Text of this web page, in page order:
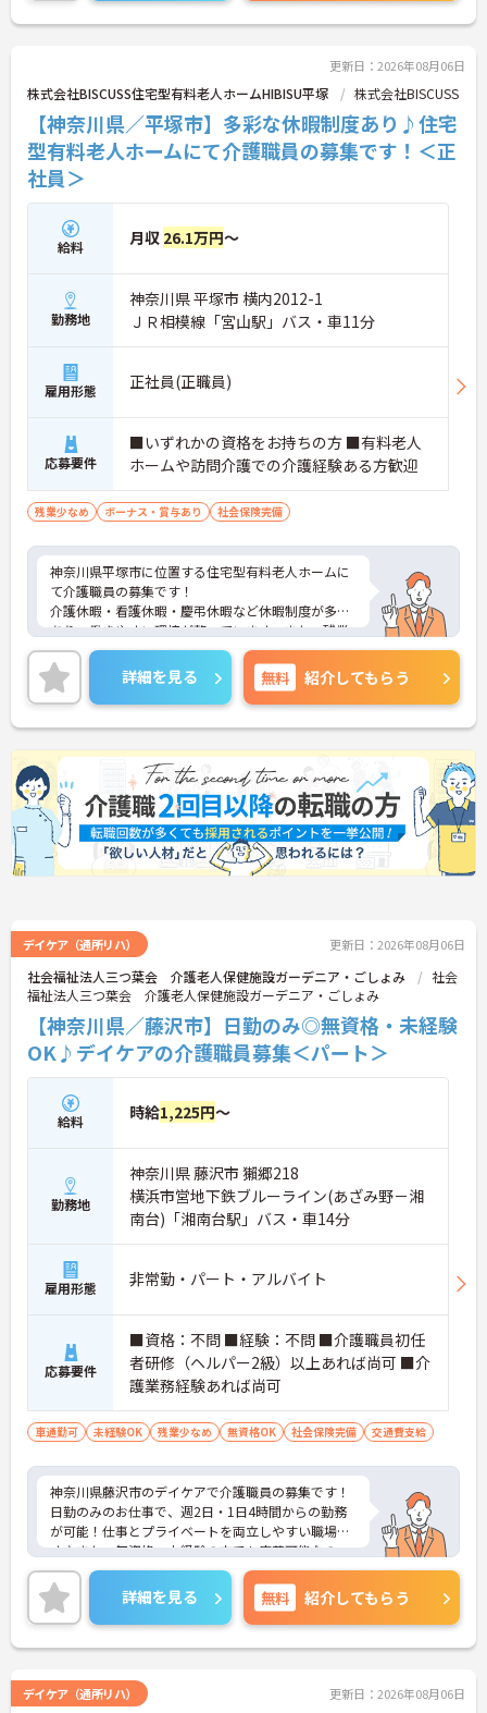
更新日：2026年08月06日
株式会社BISCUSS住宅型有料老人ホームHIBISU平塚 株式会社BISCUSS
【神奈川県／平塚市】多彩な休暇制度あり♪住宅
型有料老人ホームにて介護職員の募集です！＜正
社員＞
給料 月収 26.1万円～
勤務地
神奈川県 平塚市 横内2012-1
ＪＲ相模線「宮山駅」バス・車11分
雇用形態 正社員(正職員)
応募要件
■いずれかの資格をお持ちの方 ■有料老人
ホームや訪問介護での介護経験ある方歓迎
残業少なめ ボーナス・賞与あり 社会保険完備
神奈川県平塚市に位置する住宅型有料老人ホームに
て介護職員の募集です！
介護休暇・看護休暇・慶弔休暇など休暇制度が多数
あり、働きやすい環境が整っています。また、残業
少なめで終業後の時間を有効活用することも可能で
す♪
ご興味のある方には、面接対策ポイントなど、さら
に詳細をご案内しますのでお気軽にご相談くださ
い！
詳細を見る 無料 紹介してもらう
デイケア（通所リハ） 更新日：2026年08月06日
社会福祉法人三つ葉会 介護老人保健施設ガーデニア・ごしょみ
社会
福祉法人三つ葉会 介護老人保健施設ガーデニア・ごしょみ
【神奈川県／藤沢市】日勤のみ◎無資格・未経験
OK♪デイケアの介護職員募集＜パート＞
給料 時給1,225円～
勤務地
神奈川県 藤沢市 獺郷218
横浜市営地下鉄ブルーライン(あざみ野－湘
南台)「湘南台駅」バス・車14分
雇用形態 非常勤・パート・アルバイト
応募要件
■資格：不問 ■経験：不問 ■介護職員初任
者研修（ヘルパー2級）以上あれば尚可 ■介
護業務経験あれば尚可
車通勤可 未経験OK 残業少なめ 無資格OK 社会保険完備 交通費支給
神奈川県藤沢市のデイケアで介護職員の募集です！
日勤のみのお仕事で、週2日・1日4時間からの勤務
が可能！仕事とプライベートを両立しやすい職場で
す♪また、無資格・未経験の方でも応募可能なの
で、これから介護業界に挑戦したいという方にピッ
タリの職場です◎ご興味のある方は、面接ポイント
をお伝えしますので、お気軽にご連絡ください。
詳細を見る 無料 紹介してもらう
デイケア（通所リハ） 更新日：2026年08月06日